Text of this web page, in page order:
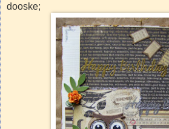
dooske;